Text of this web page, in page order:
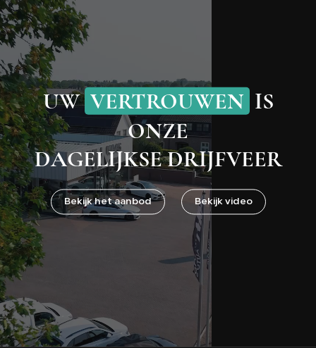
5334 JJ Velddriel
Werkplaats afspraak
HOME
AANBOD
DIENSTEN
WERKPLAATS
OVER ONS
VERKOCHT
CONTACT
UW VERTROUWEN IS
ONZE
DAGELIJKSE DRIJFVEER
Bekijk het aanbod Bekijk video